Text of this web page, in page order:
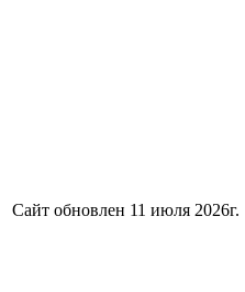
Сайт обновлен 11 июля 2026г.